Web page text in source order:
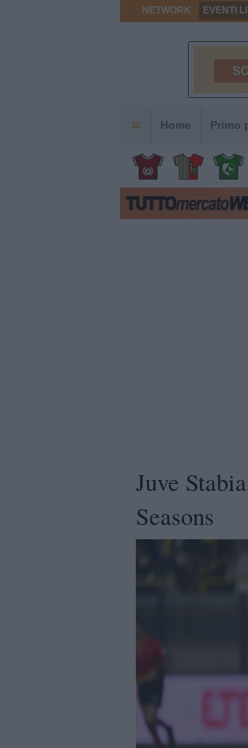
NETWORK EVENTI
Home Primo
Juve
Seasons